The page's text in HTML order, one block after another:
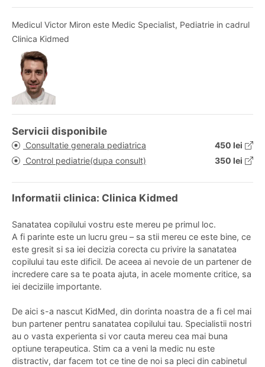
Medicul Victor Miron este Medic Specialist, Pediatrie in cadrul
Clinica Kidmed
Servicii disponibile
Consultatie generala pediatrica
450 lei
Control pediatrie(dupa consult)
350 lei
Informatii clinica: Clinica Kidmed
Sanatatea copilului vostru este mereu pe primul loc.
A fi parinte este un lucru greu – sa stii mereu ce este bine, ce
este gresit si sa iei decizia corecta cu privire la sanatatea
copilului tau este dificil. De aceea ai nevoie de un partener de
incredere care sa te poata ajuta, in acele momente critice, sa
iei deciziile importante.
De aici s-a nascut KidMed, din dorinta noastra de a fi cel mai
bun partener pentru sanatatea copilului tau. Specialistii nostri
au o vasta experienta si vor cauta mereu cea mai buna
optiune terapeutica. Stim ca a veni la medic nu este
distractiv, dar facem tot ce tine de noi sa pleci din cabinetul